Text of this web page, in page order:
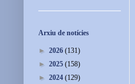
Arxiu de notícies
► 2026 (131)
► 2025 (158)
► 2024 (129)